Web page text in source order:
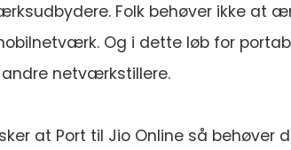
Folk behøver ikke at
Og i dette løb for
netværkstillere.
at Port til Jio Online så behøver